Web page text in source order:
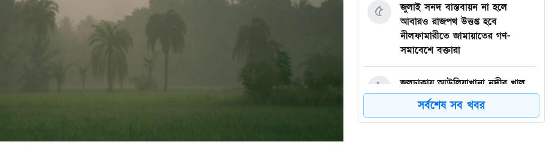
জুলাই সনদ বাস্তবায়ন না হলে
আবারও রাজপথ উত্তপ্ত হবে
নীলফামারীতে জামায়াতের গণ-
সমাবেশে বক্তারা
৫
জলঢাকায় আউলিয়াখানা নদীর খাল
খননের দাবিতে মানববন্ধন
৬
সর্বশেষ সব খবর